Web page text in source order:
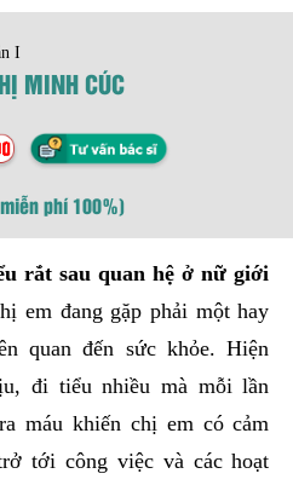
I
MINH CÚC
phí 100%)
rắt sau quan hệ ở nữ giới
em đang gặp phải một hay
quan đến sức khỏe. Hiện
đi tiểu nhiều mà mỗi lần
máu khiến chị em có cảm
tới công việc và các hoạt